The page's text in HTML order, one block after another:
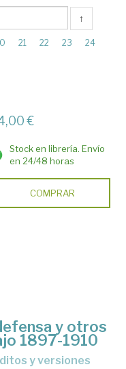
↑
21 22 23
24
€
Stock en librería. Envío
en 24/48 horas
COMPRAR
y otros
1897-1910